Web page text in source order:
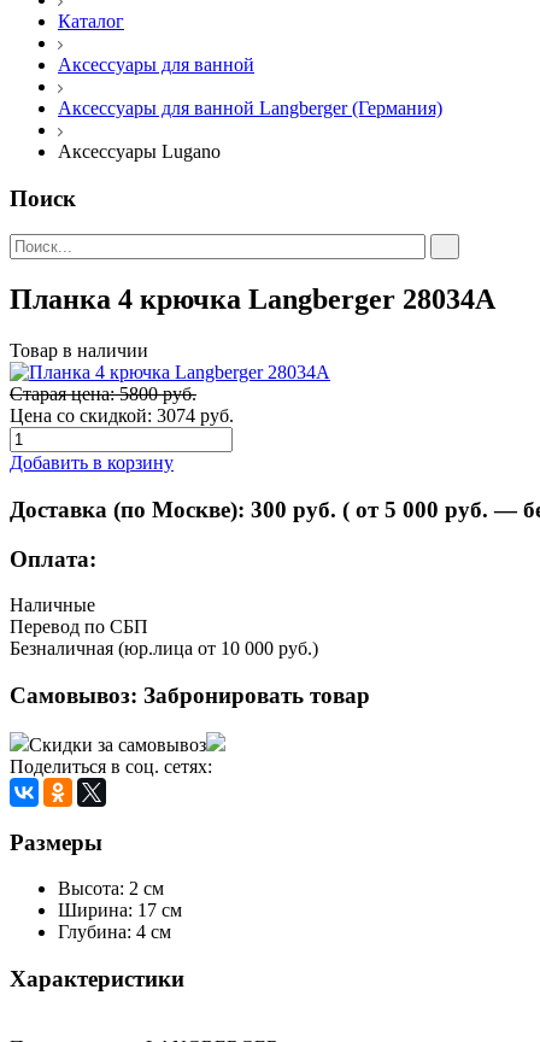
Каталог
Аксессуары для ванной
Аксессуары для ванной Langberger (Германия)
Аксессуары Lugano
Поиск
Планка 4 крючка Langberger 28034A
Товар в наличии
Старая цена: 5800 руб.
Цена со скидкой: 3074 руб.
Добавить в корзину
Доставка (по Москве): 300 руб. ( от 5 000 руб. —
Оплата:
Наличные
Перевод по СБП
Безналичная (юр.лица от 10 000 руб.)
Самовывоз: Забронировать товар
Скидки за самовывоз
Поделиться в соц. сетях:
Размеры
Высота: 2 см
Ширина: 17 см
Глубина: 4 см
Характеристики